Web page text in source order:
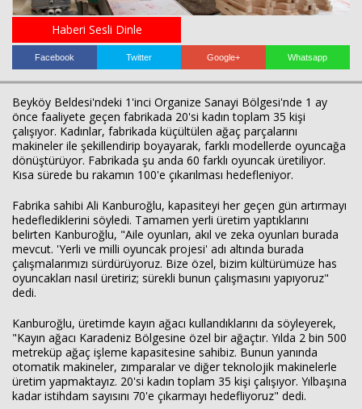
Haberi Sesli Dinle
Facebook Twitter Google+ Whatsapp
Beyköy Beldesi'ndeki 1'inci Organize Sanayi Bölgesi'nde 1 ay
önce faaliyete geçen fabrikada 20'si kadın toplam 35 kişi
çalışıyor. Kadınlar, fabrikada küçültülen ağaç parçalarını
makineler ile şekillendirip boyayarak, farklı modellerde oyuncağa
dönüştürüyor. Fabrikada şu anda 60 farklı oyuncak üretiliyor.
Kısa sürede bu rakamın 100'e çıkarılması hedefleniyor.
Fabrika sahibi Ali Kanburoğlu, kapasiteyi her geçen gün artırmayı
hedeflediklerini söyledi. Tamamen yerli üretim yaptıklarını
belirten Kanburoğlu, "Aile oyunları, akıl ve zeka oyunları burada
mevcut. 'Yerli ve milli oyuncak projesi' adı altında burada
çalışmalarımızı sürdürüyoruz. Bize özel, bizim kültürümüze has
oyuncakları nasıl üretiriz; sürekli bunun çalışmasını yapıyoruz"
dedi.
Kanburoğlu, üretimde kayın ağacı kullandıklarını da söyleyerek,
"Kayın ağacı Karadeniz Bölgesine özel bir ağaçtır. Yılda 2 bin 500
metreküp ağaç işleme kapasitesine sahibiz. Bunun yanında
otomatik makineler, zımparalar ve diğer teknolojik makinelerle
üretim yapmaktayız. 20'si kadın toplam 35 kişi çalışıyor. Yılbaşına
kadar istihdam sayısını 70'e çıkarmayı hedefliyoruz" dedi.